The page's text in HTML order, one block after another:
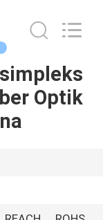
Optik